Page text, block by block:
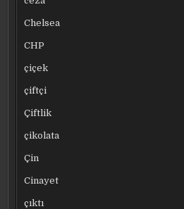
Chelsea
CHP
çiçek
çiftçi
Çiftlik
çikolata
Çin
Cinayet
çıktı